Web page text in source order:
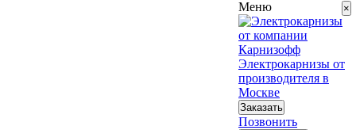
Меню
Электрокарнизы от
производителя в
Москве
Заказать
Позвонить
×